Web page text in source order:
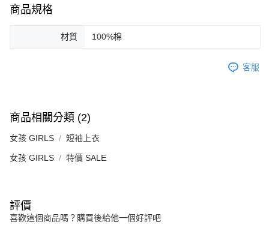
商品規格
材質 100%棉
客服
商品相關分類 (2)
女孩 GIRLS 短袖上衣
女孩 GIRLS 特價 SALE
評價
喜歡這個商品嗎？購買後給他一個好評吧